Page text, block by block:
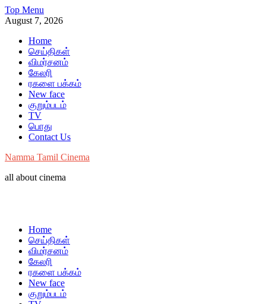
Skip
to
Top Menu
August 7, 2026
Home
செய்திகள்
விமர்சனம்
கேலரி
ரகளை பக்கம்
New face
குறும்படம்
TV
பொது
Contact Us
Namma Tamil Cinema
all about cinema
Home
செய்திகள்
விமர்சனம்
கேலரி
ரகளை பக்கம்
New face
குறும்படம்